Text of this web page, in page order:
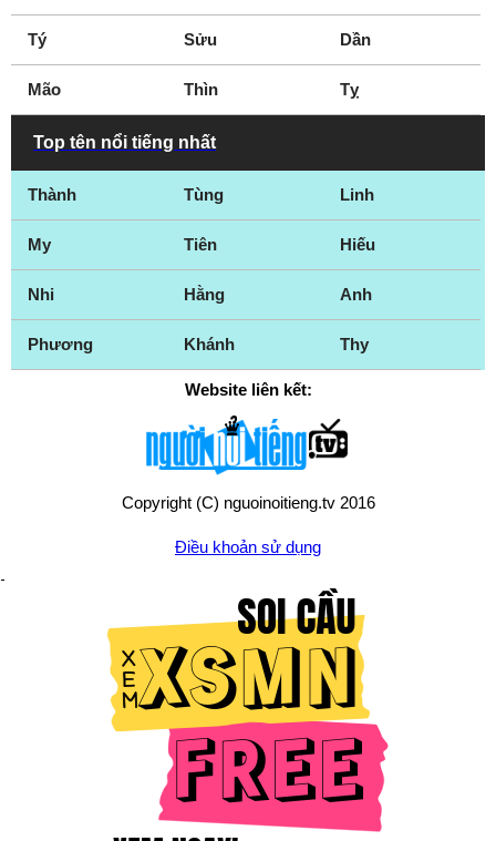
Tý Sửu Dần
Mão Thìn Tỵ
Top tên nổi tiếng nhất
Thành Tùng Linh
My Tiên Hiếu
Nhi Hằng Anh
Phương Khánh Thy
Website liên kết:
Copyright (C) nguoinoitieng.tv 2016
Điều khoản sử dụng
Chính sách quyền riêng tư
Liên hệ:mail.nguoinoitieng.tv@gmail.com